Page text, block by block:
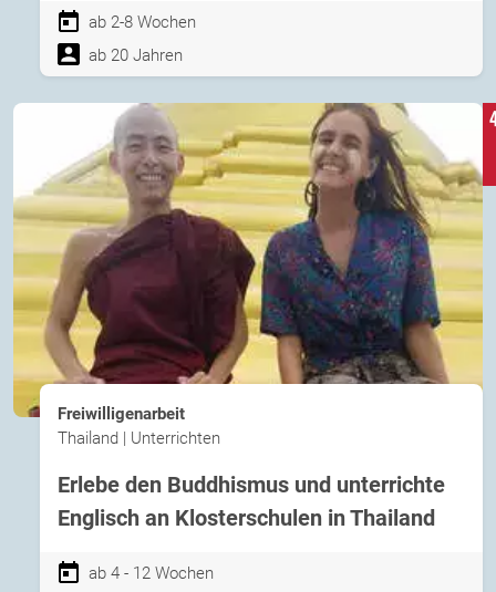
ab 2-8 Wochen
ab 20 Jahren
Freiwilligenarbeit
Thailand | Unterrichten
Erlebe den Buddhismus und unterrichte
Englisch an Klosterschulen in Thailand
ab 4 - 12 Wochen